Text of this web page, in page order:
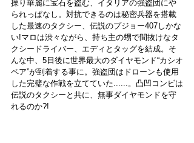
操り華麗に宝石を盗む、イタリアの強盗団にや
られっぱなし。対抗できるのは秘密兵器を搭載
した最速のタクシー、伝説のプジョー407しかな
い!マロは渋々ながら、持ち主の甥で間抜けなタ
クシードライバー、エディとタッグを結成。そ
んな中、5日後に世界最大のダイヤモンド“カシオ
ペア”が到着する事に。強盗団はドローンも使用
した完璧な作戦を立てていた......。凸凹コンビは
伝説のタクシーと共に、無事ダイヤモンドを守
れるのか?!